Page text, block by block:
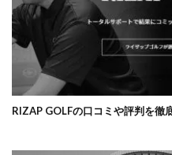
RIZAP GOLFの口コミや評判を徹